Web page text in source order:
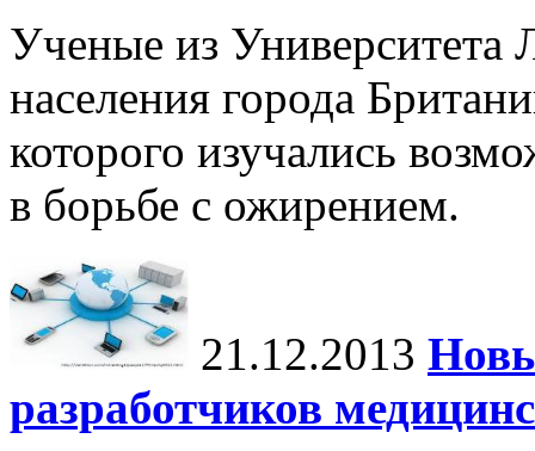
Ученые из Университета
населения города
которого изучались
в борьбе с ожирением.
21.12.2013
разработчиков